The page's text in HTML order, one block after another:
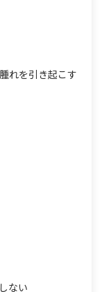
れを引き起こす
ない